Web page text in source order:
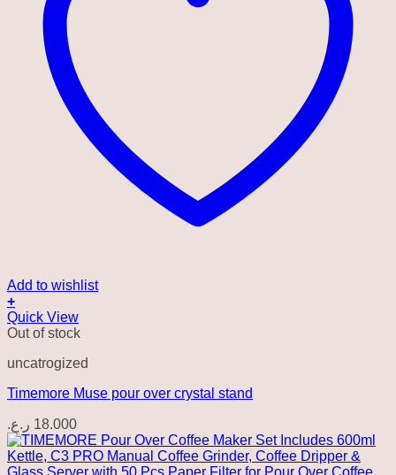
Add to wishlist
+
Quick View
Out of stock
uncatrogized
Timemore Muse pour over crystal stand
18.000 ر.ع.